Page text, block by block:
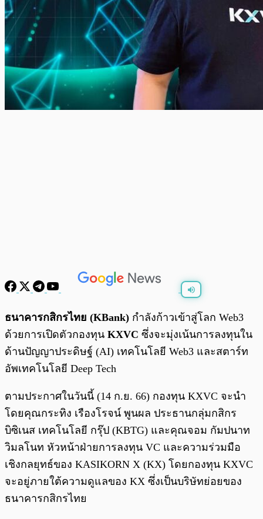
พร้อมเล่น 0:00
ธนาคารกสิกรไทย (KBank) กำลังก้าวเข้าสู่โลก Web3
ด้วยการเปิดตัวกองทุน KXVC ซึ่งจะมุ่งเน้นการลงทุนใน
ด้านปัญญาประดิษฐ์ (AI) เทคโนโลยี Web3 และสตาร์ท
อัพเทคโนโลยี Deep Tech
ตามประกาศในวันนี้ (14 ก.ย. 66) กองทุน KXVC จะนำ
โดยคุณกระทิง เรืองโรจน์ พูนผล ประธานกลุ่มกสิกร
บิซิเนส เทคโนโลยี กรุ๊ป (KBTG) และคุณจอม กัมปนาท
วิมลโนท หัวหน้าฝ่ายการลงทุน VC และความร่วมมือ
เชิงกลยุทธ์ของ KASIKORN X (KX) โดยกองทุน KXVC
จะอยู่ภายใต้ความดูแลของ KX ซึ่งเป็นบริษัทย่อยของ
ธนาคารกสิกรไทย